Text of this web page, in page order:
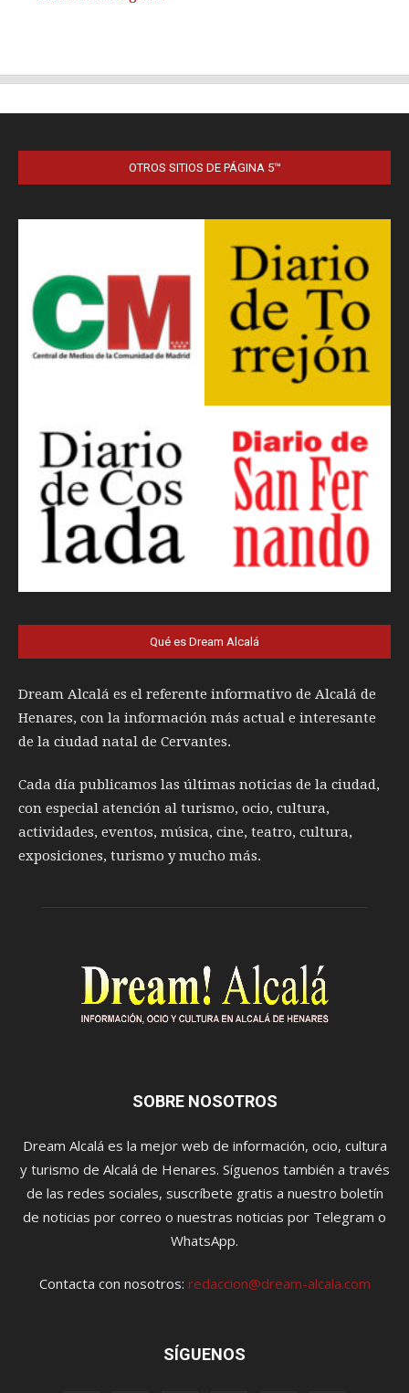
OTROS SITIOS DE PÁGINA 5™
Qué es Dream Alcalá
Dream Alcalá es el referente informativo de Alcalá de
Henares, con la información más actual e interesante
de la ciudad natal de Cervantes.
Cada día publicamos las últimas noticias de la ciudad,
con especial atención al turismo, ocio, cultura,
actividades, eventos, música, cine, teatro, cultura,
exposiciones, turismo y mucho más.
SOBRE NOSOTROS
Dream Alcalá es la mejor web de información, ocio, cultura
y turismo de Alcalá de Henares. Síguenos también a través
de las redes sociales, suscríbete gratis a nuestro boletín
de noticias por correo o nuestras noticias por Telegram o
WhatsApp.
Contacta con nosotros: redaccion@dream-alcala.com
SÍGUENOS